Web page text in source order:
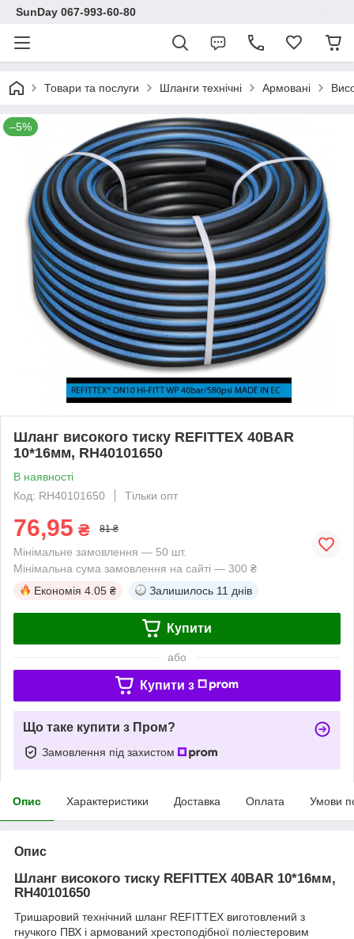
SunDay 067-993-60-80
Товари та послуги Шланги технічні Армовані
–5%
Шланг високого тиску REFITTEX 40BAR
10*16мм, RH40101650
В наявності
Код: RH40101650
Тільки опт
76,95 ₴ 81 ₴
Мінімальне замовлення — 50 шт.
Мінімальна сума замовлення на сайті — 300 ₴
Економія 4.05 ₴ Залишилось 11 днів
Купити
або
Купити з
Що таке купити з Пром?
Замовлення під захистом
Опис Характеристики Доставка Оплата Умови
Опис
Шланг високого тиску REFITTEX 40BAR 10*16мм,
RH40101650
Тришаровий технічний шланг REFITTEX виготовлений з
гнучкого ПВХ і армований хрестоподібної поліестеровим